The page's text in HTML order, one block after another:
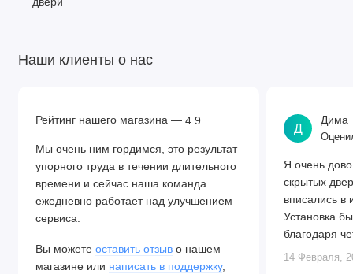
Наши клиенты о нас
Рейтинг нашего магазина — 4.9
Мы очень ним гордимся, это результат
упорного труда в течении длительного
времени и сейчас наша команда
ежедневно работает над улучшением
сервиса.
Вы можете оставить отзыв о нашем
магазине или написать в поддержку,
Д
Дима
Я очень
скрытых
вписались в
Установка
благодаря
Алексея.
14 Февраля,